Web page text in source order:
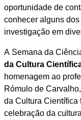
oportunidade de
conhecer alguns
investigação em
A Semana da
da Cultura
homenagem ao
Rómulo de
da Cultura Científica
celebração da